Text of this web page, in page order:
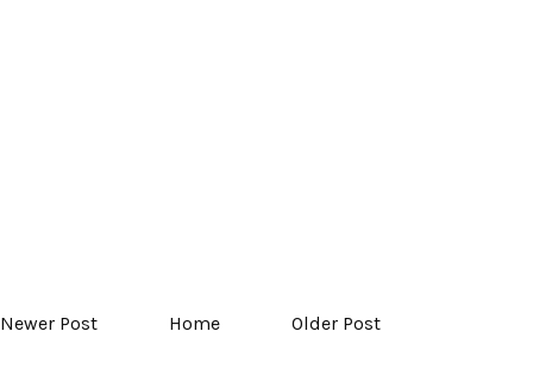
Newer Post Home Older Post